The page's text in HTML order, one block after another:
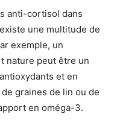
anti-cortisol dans
une multitude de
exemple, un
nature peut être un
et en
graines de lin ou de
en oméga-3.